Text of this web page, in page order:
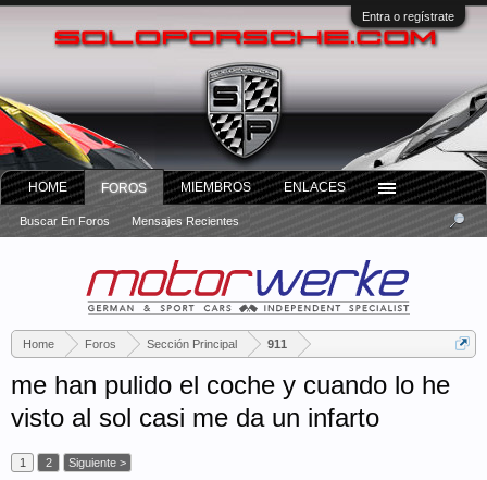
Entra o regístrate
Home Foros Sección Principal 911
me han pulido el coche y cuando lo he
visto al sol casi me da un infarto
1 2 Siguiente >
HOME FOROS
Buscar En Foros Mensajes Recientes
MIEMBROS ENLACES